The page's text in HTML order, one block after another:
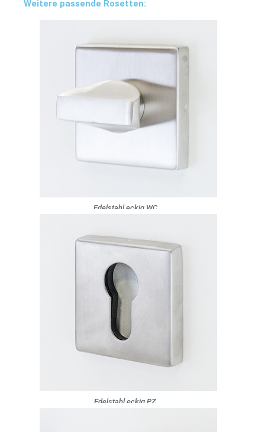
Weitere passende Rosetten:
Edelstahl eckig WC
Edelstahl eckig PZ